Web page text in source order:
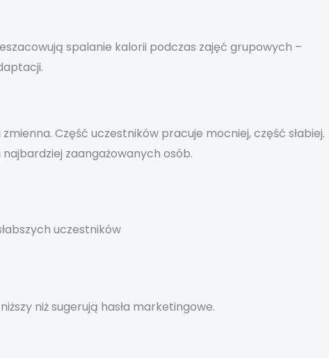
spalanie kalorii podczas zajęć grupowych –
Część uczestników pracuje mocniej, część słabiej.
najbardziej zaangażowanych osób.
uczestników
niż sugerują hasła marketingowe.